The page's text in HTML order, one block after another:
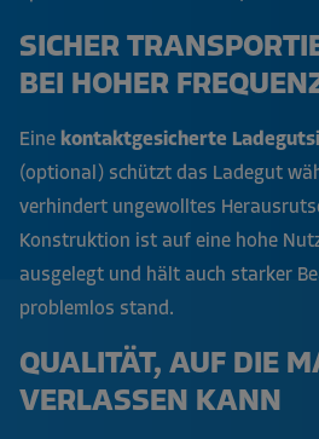
SICHER
BEI HOHER
Einekontaktgesicherte
(optional) schützt das Ladegut
verhindert ungewolltes
Konstruktion ist auf eine hohe
ausgelegt und hält auch starker
problemlos stand.
QUALITÄT, AUF DIE
VERLASSEN KANN